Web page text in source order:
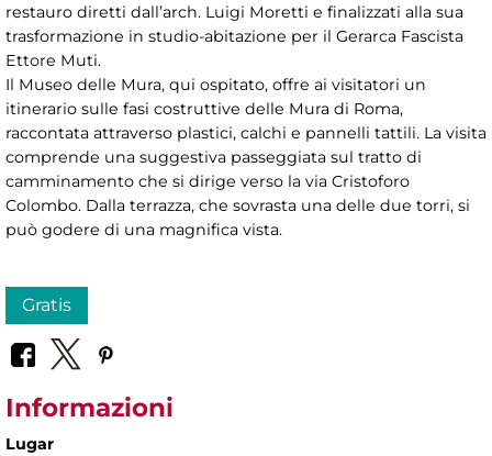
restauro diretti dall’arch. Luigi Moretti e finalizzati alla sua
trasformazione in studio-abitazione per il Gerarca Fascista
Ettore Muti.
Il Museo delle Mura, qui ospitato, offre ai visitatori un
itinerario sulle fasi costruttive delle Mura di Roma,
raccontata attraverso plastici, calchi e pannelli tattili. La visita
comprende una suggestiva passeggiata sul tratto di
camminamento che si dirige verso la via Cristoforo
Colombo. Dalla terrazza, che sovrasta una delle due torri, si
può godere di una magnifica vista.
Gratis
Informazioni
Lugar